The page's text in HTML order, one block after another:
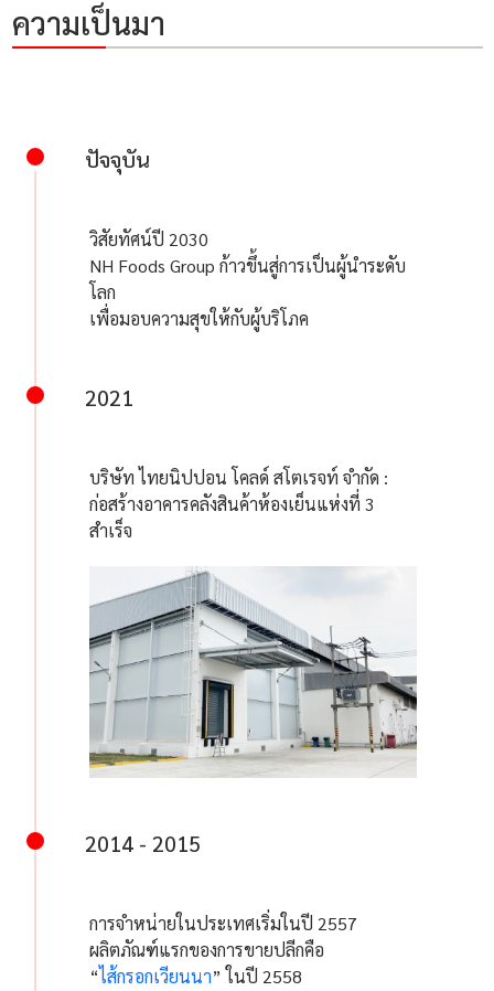
ความเป็นมา
วิสัยทัศน์ปี 2030
NH Foods Group ก้าวขึ้นสู่การเป็นผู้นำระดับ
โลก
เพื่อมอบความสุขให้กับผู้บริโภค
ปัจจุบัน
บริษัท ไทยนิปปอน โคลด์ สโตเรจท์ จำกัด :
ก่อสร้างอาคารคลังสินค้าห้องเย็นแห่งที่ 3
สำเร็จ
2021
การจำหน่ายในประเทศเริ่มในปี 2557
ผลิตภัณฑ์แรกของการขายปลีกคือ
“ไส้กรอกเวียนนา” ในปี 2558
2014 - 2015